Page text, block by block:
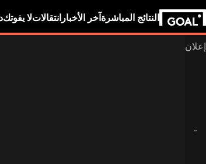
النتائج المباشرة آخر الأخبار انتقالاتلا يفوتك